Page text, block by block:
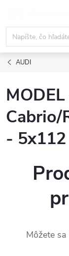
obsah
AUDI
Cabrio/
-
Môžete